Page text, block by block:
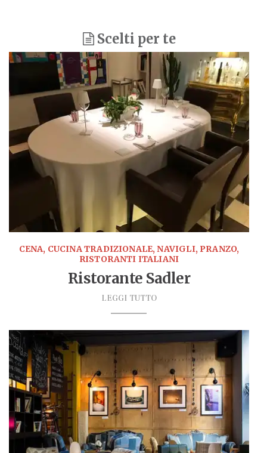
Scelti per te
CENA, CUCINA TRADIZIONALE, NAVIGLI, PRANZO,
RISTORANTI ITALIANI
Ristorante Sadler
LEGGI TUTTO